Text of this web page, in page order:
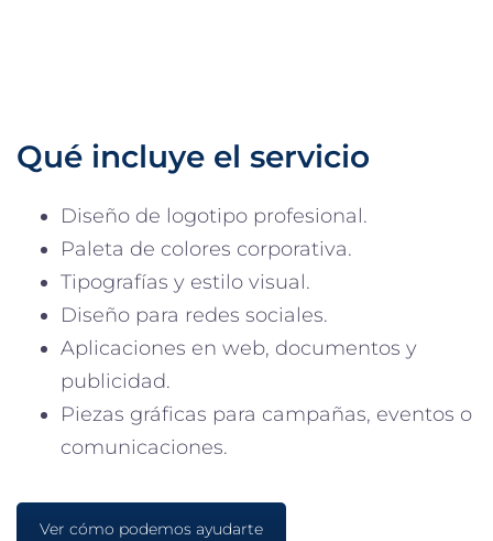
Qué incluye el servicio
Diseño de logotipo profesional.
Paleta de colores corporativa.
Tipografías y estilo visual.
Diseño para redes sociales.
Aplicaciones en web, documentos y
publicidad.
Piezas gráficas para campañas, eventos o
comunicaciones.
Ver cómo podemos ayudarte